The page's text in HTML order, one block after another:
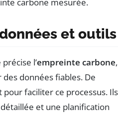
carbone mesurée.
et outils
l’empreinte carbone,
des données fiables. De
faciliter ce processus. Ils
et une planification